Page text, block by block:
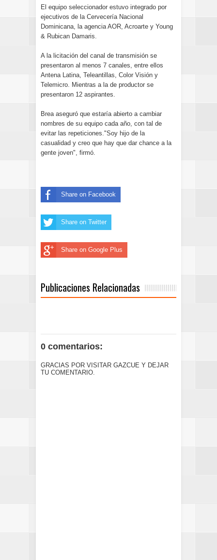
El equipo seleccionador estuvo integrado por
ejecutivos de la Cervecería Nacional
Dominicana, la agencia AOR, Acroarte y Young
& Rubican Damaris.
A la licitación del canal de transmisión se
presentaron al menos 7 canales, entre ellos
Antena Latina, Teleantillas, Color Visión y
Telemicro. Mientras a la de productor se
presentaron 12 aspirantes.
Brea aseguró que estaría abierto a cambiar
nombres de su equipo cada año, con tal de
evitar las repeticiones."Soy hijo de la
casualidad y creo que hay que dar chance a la
gente joven", firmó.
Share on Facebook
Share on Twitter
Share on Google Plus
Publicaciones Relacionadas
0 comentarios:
GRACIAS POR VISITAR GAZCUE Y DEJAR
TU COMENTARIO.